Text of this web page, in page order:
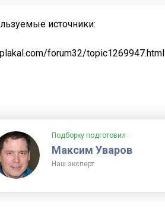
источники:
forum32/topic1269947.html
Подборку подготовил
Максим Уваров
Наш эксперт